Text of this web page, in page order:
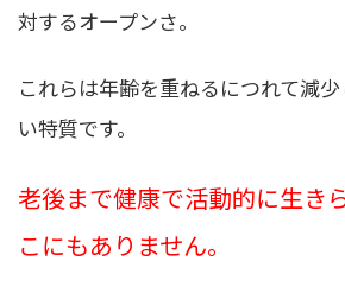
対するオープンさ。
これらは年齢を重ねるにつれて減
い特質です。
老後まで健康で活動的に生き
こにもありません。